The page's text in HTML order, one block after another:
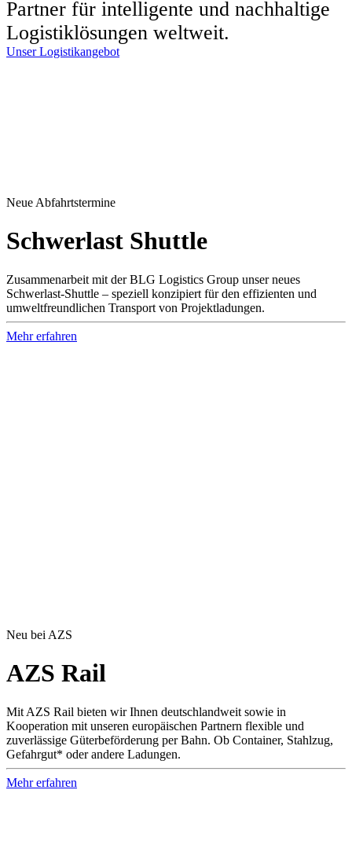
Partner für intel­ligente und nachhaltige
Logistik­lösungen weltweit.
Unser Logistikangebot
Neue Abfahrtstermine
Schwerlast Shuttle
Zusammenarbeit mit der BLG Logistics Group unser neues
Schwerlast-Shuttle – speziell konzipiert für den effizienten und
umweltfreundlichen Transport von Projektladungen.
Mehr erfahren
Neu bei AZS
AZS Rail
Mit AZS Rail bieten wir Ihnen deutschlandweit sowie in
Kooperation mit unseren europäischen Partnern flexible und
zuverlässige Güterbeförderung per Bahn. Ob Container, Stahlzug,
Gefahrgut* oder andere Ladungen.
Mehr erfahren